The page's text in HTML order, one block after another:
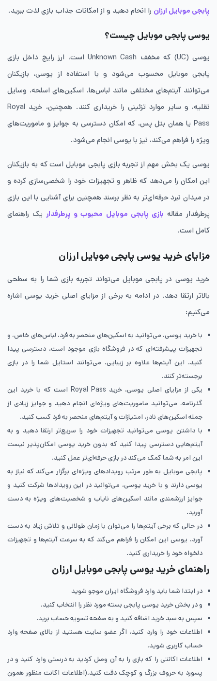
پابجی موبایل ارزان را انحام دهید و از امکانات جذاب بازی لذت ببرید.
یوسی پابجی موبایل چیست؟
یوسی (UC) که مخفف Unknown Cash است، ارز رایج داخل بازی
پابجی موبایل محسوب می‌شود و با استفاده از یوسی، بازیکنان
می‌توانند آیتم‌های مختلفی مانند لباس‌ها، اسکین‌های اسلحه، وسایل
نقلیه، و سایر موارد تزئینی را خریداری کنند. همچنین، خرید Royal
Pass یا همان بتل پس، که امکان دسترسی به جوایز و ماموریت‌های
ویژه را فراهم می‌کند، نیز با یوسی انجام می‌شود.
یوسی یک بخش مهم از تجربه بازی پابجی موبایل است که به بازیکنان
این امکان را می‌دهد که ظاهر و تجهیزات خود را شخصی‌سازی کرده و
در میدان نبرد حرفه‌ای‌تر به نظر برسند همچنین برای آشنایی با این بازی
پرطرفدار مقاله بازی پابجی موبایل محبوب و پرطرفدار یک راهنمای
کامل است.
مزایای خرید یوسی پابجی موبایل ارزان
خرید یوسی در پابجی موبایل می‌تواند تجربه بازی شما را به سطحی
بالاتر ارتقا دهد. در ادامه به برخی از مزایای اصلی خرید یوسی اشاره
می‌کنیم:
با خرید یوسی، می‌توانید به اسکین‌های منحصر به فرد، لباس‌های خاص، و
تجهیزات پیشرفته‌ای که در فروشگاه بازی موجود است، دسترسی پیدا
کنید. این آیتم‌ها علاوه بر زیبایی، می‌توانند استایل شما را در بازی
برجسته‌تر کنند.
یکی از مزایای اصلی یوسی، خرید Royal Pass است که با خرید این
گذرنامه، می‌توانید ماموریت‌های ویژه‌ای انجام دهید و جوایز زیادی از
جمله اسکین‌های نادر، امتیازات و آیتم‌های منحصر به فرد کسب کنید.
با داشتن یوسی می‌توانید تجهیزات خود را سریع‌تر ارتقا دهید و به
آیتم‌هایی دسترسی پیدا کنید که بدون خرید یوسی امکان‌پذیر نیست
این امر به شما کمک می‌کند در بازی حرفه‌ای‌تر عمل کنید.
پابجی موبایل به طور مرتب رویدادهای ویژه‌ای برگزار می‌کند که نیاز به
یوسی دارند و با خرید یوسی، می‌توانید در این رویدادها شرکت کنید و
جوایز ارزشمندی مانند اسکین‌های نایاب و شخصیت‌های ویژه به دست
آورید.
در حالی که برخی آیتم‌ها را می‌توان با زمان طولانی و تلاش زیاد به دست
آورد، یوسی این امکان را فراهم می‌کند که به سرعت آیتم‌ها و تجهیزات
دلخواه خود را خریداری کنید.
راهنمای خرید یوسی پابجی موبایل ارزان
در ابتدا شما باید وارد فروشگاه ایران موجو شوید
و در بخش خرید یوسی پابجی بسته مورد نظر را انتخاب کنید.
سپس به سبد خرید اضافه کنید و به صفحه تسویه حساب برید.
اطلاعات خود را وارد کنید، اگر عضو سایت هستید از بالای صفحه وارد
حساب کاربری شوید.
اطلاعات اکانتی را که بازی را به آن وصل کردید به درستی وارد کنید و در
پسورد به حروف بزرگ و کوچک دقت کنید.(اطلاعات اکانت منظور همون